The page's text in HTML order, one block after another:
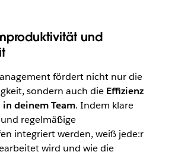
und
fördert nicht nur die
sondern auch die Effizienz
deinem Team. Indem klare
regelmäßige
integriert werden, weiß jede:r
wird und wie die